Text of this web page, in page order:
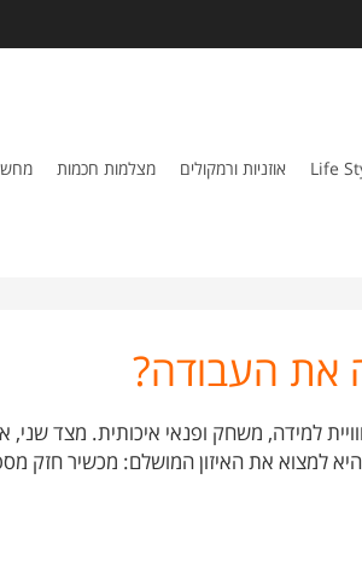
Life אוזניות ורמקולים מצלמות חכמות
את העבודה?
למידה, משחק ופנאי איכותית. מצד
למצוא את האיזון המושלם: מכשיר חזק